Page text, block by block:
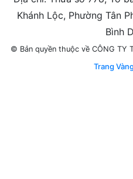
Khánh Lộc, Phường Tân
Bình
© Bản quyền thuộc về CÔNG TY
Trang